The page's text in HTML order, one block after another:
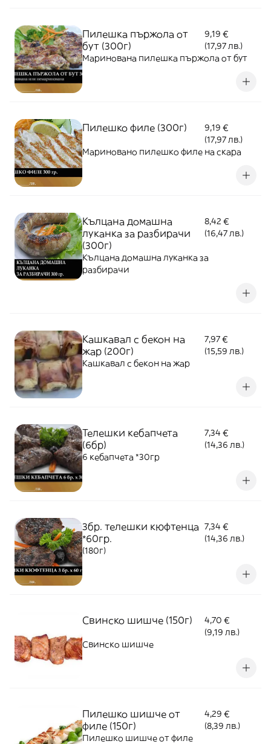
Пилешка пържола от
бут (300г)
9,19 €
(17,97 лв.)
Маринована пилешка пържола от бут
Пилешко филе (300г)
9,19 €
(17,97 лв.)
Мариновано пилешко филе на скара
Кълцана домашна
луканка за разбирачи
(300г)
8,42 €
(16,47 лв.)
Кълцана домашна луканка за
разбирачи
Кашкавал с бекон на
жар (200г)
7,97 €
(15,59 лв.)
Кашкавал с бекон на жар
Телешки кебапчета
(6бр)
7,34 €
(14,36 лв.)
6 кебапчета *30гр
3бр. телешки кюфтенца
*60гр.
7,34 €
(14,36 лв.)
(180г)
Свинско шишче (150г)
4,70 €
(9,19 лв.)
Свинско шишче
Пилешко шишче от
филе (150г)
4,29 €
(8,39 лв.)
Пилешко шишче от филе